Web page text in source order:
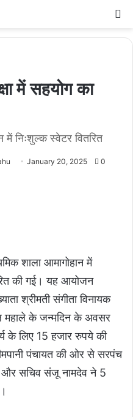
में सहयोग का
में निःशुल्क स्वेटर वितरित
January 20, 2025 0
शाला आमागोहान में
की गई। यह आयोजन
श्रीमती संगीता विनायक
महाले के जन्मदिन के अवसर
के लिए 15 हजार रुपये की
पंचायत की ओर से सरपंच
सचिव संजू नामदेव ने 5